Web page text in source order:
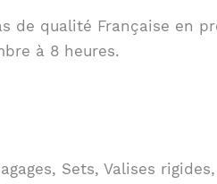
de qualité Française en
à 8 heures.
Sets, Valises